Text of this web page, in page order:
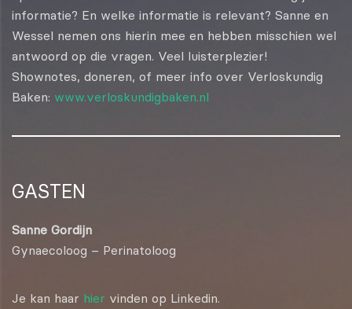
informatie? En welke informatie is relevant? Sanne en
Wessel nemen ons hierin mee en hebben misschien wel
antwoord op die vragen. Veel luisterplezier!
Shownotes, doneren, of meer info over Verloskundig
Baken: www.verloskundigbaken.nl
GASTEN
Sanne Gordijn
Gynaecoloog – Perinatoloog
Je kan haar hier vinden op Linkedin.